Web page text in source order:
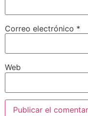
Correo electrónico *
Web